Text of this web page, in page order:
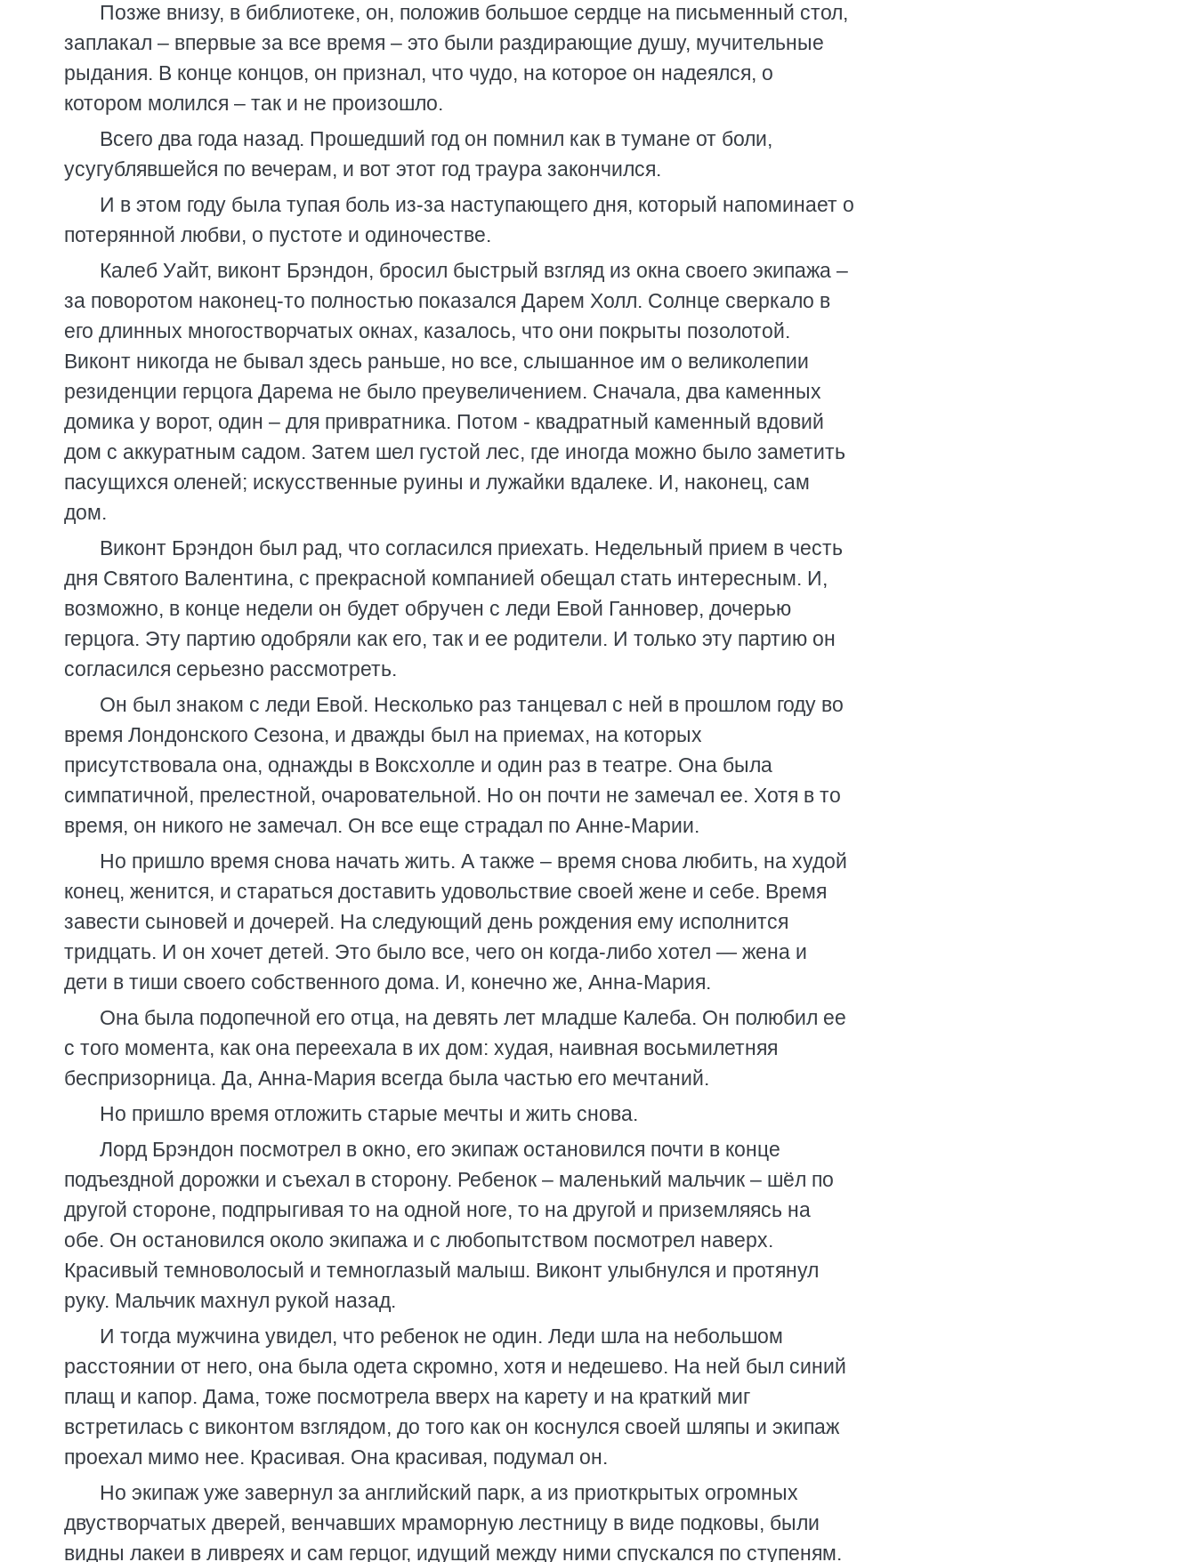
Позже внизу, в библиотеке, он, положив большое сердце на письменный стол,
заплакал – впервые за все время – это были раздирающие душу, мучительные
рыдания. В конце концов, он признал, что чудо, на которое он надеялся, о
котором молился – так и не произошло.
Всего два года назад. Прошедший год он помнил как в тумане от боли,
усугублявшейся по вечерам, и вот этот год траура закончился.
И в этом году была тупая боль из-за наступающего дня, который напоминает о
потерянной любви, о пустоте и одиночестве.
Калеб Уайт, виконт Брэндон, бросил быстрый взгляд из окна своего экипажа –
за поворотом наконец-то полностью показался Дарем Холл. Солнце сверкало в
его длинных многостворчатых окнах, казалось, что они покрыты позолотой.
Виконт никогда не бывал здесь раньше, но все, слышанное им о великолепии
резиденции герцога Дарема не было преувеличением. Сначала, два каменных
домика у ворот, один – для привратника. Потом - квадратный каменный вдовий
дом с аккуратным садом. Затем шел густой лес, где иногда можно было заметить
пасущихся оленей; искусственные руины и лужайки вдалеке. И, наконец, сам
дом.
Виконт Брэндон был рад, что согласился приехать. Недельный прием в честь
дня Святого Валентина, с прекрасной компанией обещал стать интересным. И,
возможно, в конце недели он будет обручен с леди Евой Ганновер, дочерью
герцога. Эту партию одобряли как его, так и ее родители. И только эту партию он
согласился серьезно рассмотреть.
Он был знаком с леди Евой. Несколько раз танцевал с ней в прошлом году во
время Лондонского Сезона, и дважды был на приемах, на которых
присутствовала она, однажды в Воксхолле и один раз в театре. Она была
симпатичной, прелестной, очаровательной. Но он почти не замечал ее. Хотя в то
время, он никого не замечал. Он все еще страдал по Анне-Марии.
Но пришло время снова начать жить. А также – время снова любить, на худой
конец, женится, и стараться доставить удовольствие своей жене и себе. Время
завести сыновей и дочерей. На следующий день рождения ему исполнится
тридцать. И он хочет детей. Это было все, чего он когда-либо хотел — жена и
дети в тиши своего собственного дома. И, конечно же, Анна-Мария.
Она была подопечной его отца, на девять лет младше Калеба. Он полюбил ее
с того момента, как она переехала в их дом: худая, наивная восьмилетняя
беспризорница. Да, Анна-Мария всегда была частью его мечтаний.
Но пришло время отложить старые мечты и жить снова.
Лорд Брэндон посмотрел в окно, его экипаж остановился почти в конце
подъездной дорожки и съехал в сторону. Ребенок – маленький мальчик – шёл по
другой стороне, подпрыгивая то на одной ноге, то на другой и приземляясь на
обе. Он остановился около экипажа и с любопытством посмотрел наверх.
Красивый темноволосый и темноглазый малыш. Виконт улыбнулся и протянул
руку. Мальчик махнул рукой назад.
И тогда мужчина увидел, что ребенок не один. Леди шла на небольшом
расстоянии от него, она была одета скромно, хотя и недешево. На ней был синий
плащ и капор. Дама, тоже посмотрела вверх на карету и на краткий миг
встретилась с виконтом взглядом, до того как он коснулся своей шляпы и экипаж
проехал мимо нее. Красивая. Она красивая, подумал он.
Но экипаж уже завернул за английский парк, а из приоткрытых огромных
двустворчатых дверей, венчавших мраморную лестницу в виде подковы, были
видны лакеи в ливреях и сам герцог, идущий между ними спускался по ступеням.